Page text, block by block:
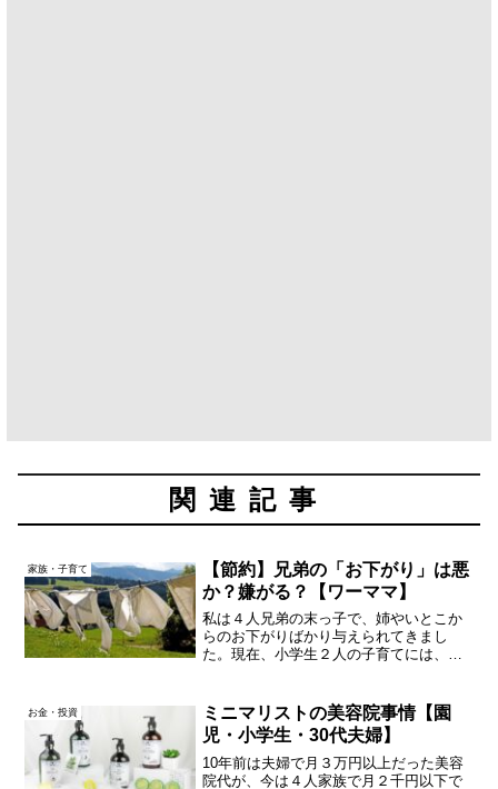
関連記事
家族・子育て
【節約】兄弟の「お下がり」は悪
か？嫌がる？【ワーママ】
私は４人兄弟の末っ子で、姉やいとこか
らのお下がりばかり与えられてきまし
た。現在、小学生２人の子育てには、お
時も「どこまでの物をあげるか」「お礼
はどうするか」を決めていま...
お金・投資
ミニマリストの美容院事情【園
児・小学生・30代夫婦】
10年前は夫婦で月３万円以上だった美容
院代が、今は４人家族で月２千円以下で